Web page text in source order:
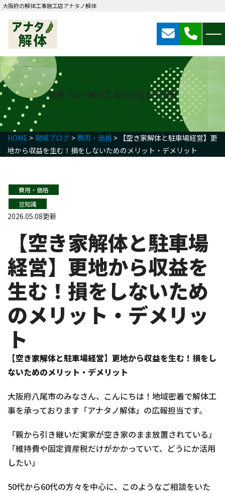
大阪府の解体工事施工店アナタノ解体
現場ブログ解体工事のお役立ち情報
HOME > 現場ブログ > 費用・価格 > 【空き家解体と駐車場経営】更
地から収益を生む！損をしないためのメリット・デメリット
費用・価格
豆知識
2026.05.08更新
【空き家解体と駐車場
経営】更地から収益を
生む！損をしないため
のメリット・デメリッ
ト
【空き家解体と駐車場経営】更地から収益を生む！損をし
ないためのメリット・デメリット
大阪府八尾市のみなさん、こんにちは！地域密着で解体工
事を承っております「アナタノ解体」の広報担当です。
「親から引き継いだ実家が空き家のまま放置されている」
「維持費や固定資産税だけがかかっていて、どうにか活用
したい」
50代から60代の方々を中心に、このようなご相談をいた